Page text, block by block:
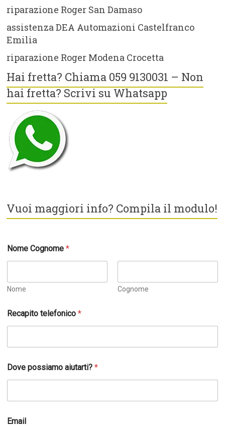
riparazione Roger San Damaso
assistenza DEA Automazioni Castelfranco
Emilia
riparazione Roger Modena Crocetta
Hai fretta? Chiama 059 9130031 – Non
hai fretta? Scrivi su Whatsapp
Vuoi maggiori info? Compila il modulo!
Nome Cognome*
Nome Cognome
Recapito telefonico*
R
e
a
i
Dove possiamo aiutarti?*
Email